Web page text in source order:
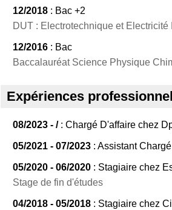
12/2018 : Bac +2
DUT : Electrotechnique et Electricité
12/2016 : Bac
Baccalauréat Science Physique
Expériences
08/2023 - /: Chargé D'affaire chez
05/2021 - 07/2023 : Assistant
05/2020 - 06/2020 : Stagiaire chez
Stage de fin d'études
04/2018 - 05/2018 : Stagiaire chez